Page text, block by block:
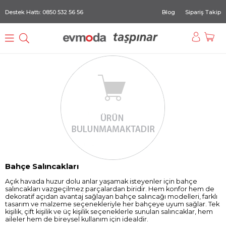
Destek Hattı: 0850 532 56 56 Blog Sipariş Takip
Bahçe Salıncakları
Açık havada huzur dolu anlar yaşamak isteyenler için bahçe
salıncakları vazgeçilmez parçalardan biridir. Hem konfor hem de
dekoratif açıdan avantaj sağlayan bahçe salıncağı modelleri, farklı
tasarım ve malzeme seçenekleriyle her bahçeye uyum sağlar. Tek
kişilik, çift kişilik ve üç kişilik seçeneklerle sunulan salıncaklar, hem
aileler hem de bireysel kullanım için idealdir.